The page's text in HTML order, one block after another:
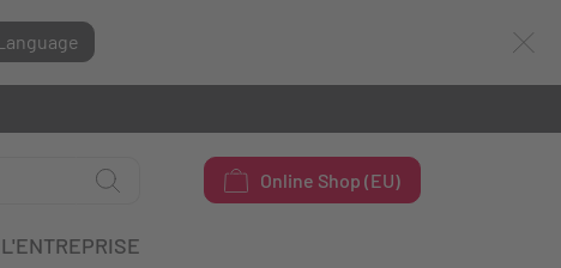
Online Shop (EU)
L'ENTREPRISE